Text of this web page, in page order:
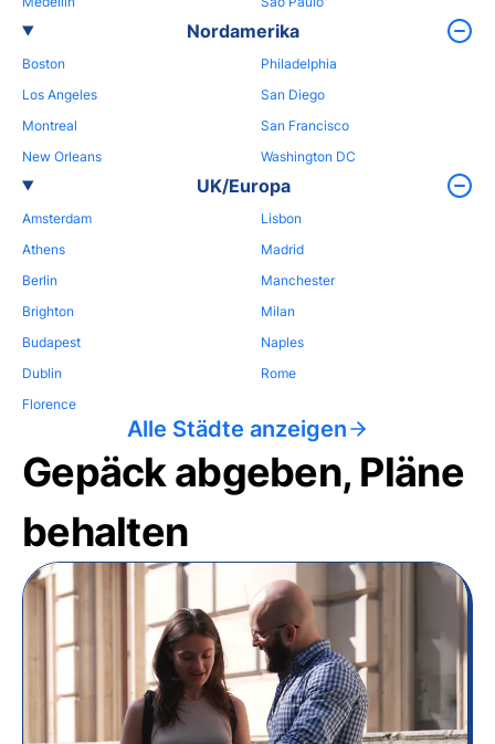
Nordamerika
Boston
Los Angeles
Montreal
New Orleans
Philadelphia
San Diego
San Francisco
Washington DC
UK/Europa
Amsterdam
Athens
Berlin
Brighton
Budapest
Dublin
Florence
Lisbon
Madrid
Manchester
Milan
Naples
Rome
Alle Städte anzeigen
Gepäck abgeben, Pläne
behalten